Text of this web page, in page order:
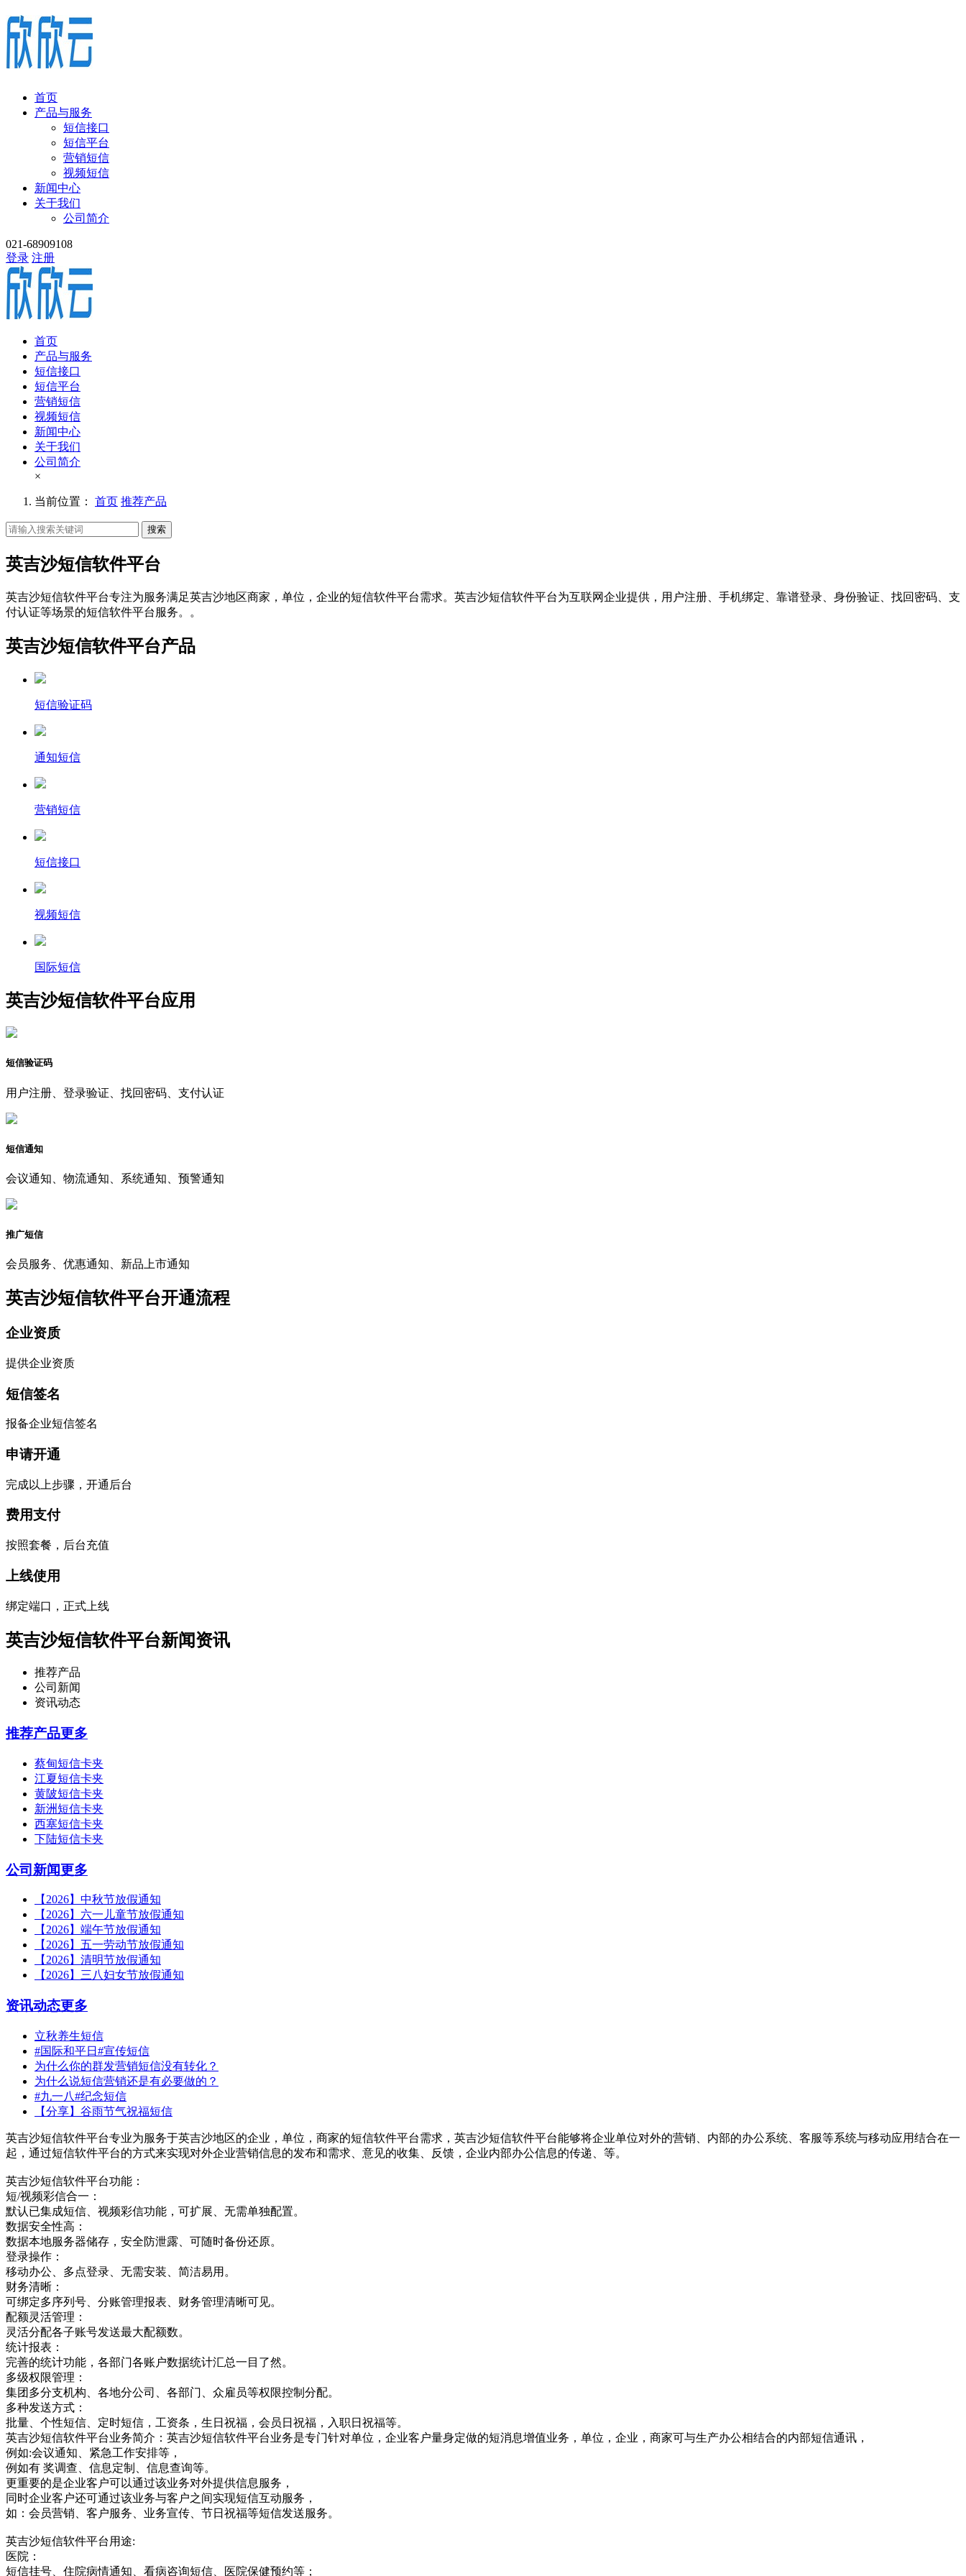
首页
产品与服务
短信接口
短信平台
营销短信
视频短信
新闻中心
关于我们
公司简介
021-68909108
登录 注册
首页
产品与服务
短信接口
短信平台
营销短信
视频短信
新闻中心
关于我们
公司简介
×
当前位置： 首页 推荐产品
搜索
英吉沙短信软件平台
英吉沙短信软件平台专注为服务满足英吉沙地区商家，单位，企业的短信软件平台需求。英吉沙短信软件平台为互联网企业提供，用户注册、手机绑定、靠谱登录、身份验证、找回密码、支
付认证等场景的短信软件平台服务。。
英吉沙短信软件平台产品
短信验证码
通知短信
营销短信
短信接口
视频短信
国际短信
英吉沙短信软件平台应用
短信验证码
用户注册、登录验证、找回密码、支付认证
短信通知
会议通知、物流通知、系统通知、预警通知
推广短信
会员服务、优惠通知、新品上市通知
英吉沙短信软件平台开通流程
企业资质
提供企业资质
短信签名
报备企业短信签名
申请开通
完成以上步骤，开通后台
费用支付
按照套餐，后台充值
上线使用
绑定端口，正式上线
英吉沙短信软件平台新闻资讯
推荐产品
公司新闻
资讯动态
推荐产品更多
蔡甸短信卡夹
江夏短信卡夹
黄陂短信卡夹
新洲短信卡夹
西塞短信卡夹
下陆短信卡夹
公司新闻更多
【2026】中秋节放假通知
【2026】六一儿童节放假通知
【2026】端午节放假通知
【2026】五一劳动节放假通知
【2026】清明节放假通知
【2026】三八妇女节放假通知
资讯动态更多
立秋养生短信
#国际和平日#宣传短信
为什么你的群发营销短信没有转化？
为什么说短信营销还是有必要做的？
#九一八#纪念短信
【分享】谷雨节气祝福短信
英吉沙短信软件平台专业为服务于英吉沙地区的企业，单位，商家的短信软件平台需求，英吉沙短信软件平台能够将企业单位对外的营销、内部的办公系统、客服等系统与移动应用结合在一
起，通过短信软件平台的方式来实现对外企业营销信息的发布和需求、意见的收集、反馈，企业内部办公信息的传递、等。
英吉沙短信软件平台功能：
短/视频彩信合一：
默认已集成短信、视频彩信功能，可扩展、无需单独配置。
数据安全性高：
数据本地服务器储存，安全防泄露、可随时备份还原。
登录操作：
移动办公、多点登录、无需安装、简洁易用。
财务清晰：
可绑定多序列号、分账管理报表、财务管理清晰可见。
配额灵活管理：
灵活分配各子账号发送最大配额数。
统计报表：
完善的统计功能，各部门各账户数据统计汇总一目了然。
多级权限管理：
集团多分支机构、各地分公司、各部门、众雇员等权限控制分配。
多种发送方式：
批量、个性短信、定时短信，工资条，生日祝福，会员日祝福，入职日祝福等。
英吉沙短信软件平台业务简介：英吉沙短信软件平台业务是专门针对单位，企业客户量身定做的短消息增值业务，单位，企业，商家可与生产办公相结合的内部短信通讯，
例如:会议通知、紧急工作安排等，
例如有 奖调查、信息定制、信息查询等。
更重要的是企业客户可以通过该业务对外提供信息服务，
同时企业客户还可通过该业务与客户之间实现短信互动服务，
如：会员营销、客户服务、业务宣传、节日祝福等短信发送服务。
英吉沙短信软件平台用途:
医院：
短信挂号、住院病情通知、看病咨询短信、医院保健预约等；